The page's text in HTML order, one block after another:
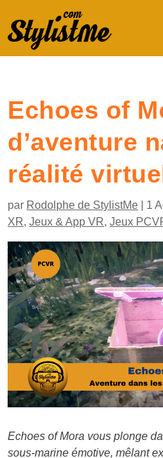
Echoes of
d’aventure
réalité
par Rodolphe de StylistMe 1
XR,Jeux & App VR,Jeux
Echoes of Mora vous plonge
sous-marine émotive, mêlant